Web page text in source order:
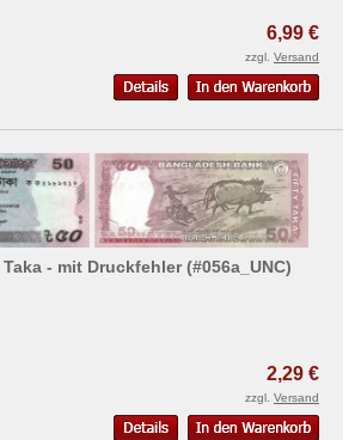
6,99 €
zzgl. Versand
- mit Druckfehler (#056a_UNC)
2,29 €
zzgl. Versand